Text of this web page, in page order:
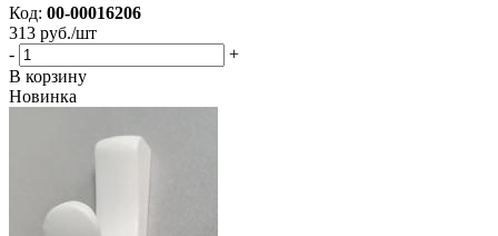
Код: 00-00016206
313 руб./шт
-
+
В корзину
Новинка